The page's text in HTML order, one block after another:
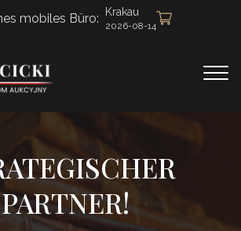
mobiles Büro: Krakau
2026-08-14
PARTNER!